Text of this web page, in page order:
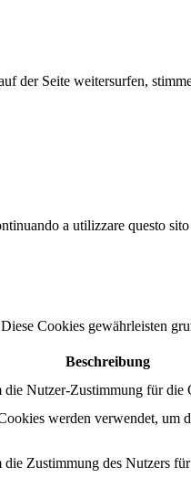
der Seite weitersurfen,
a utilizzare questo
Cookies gewährleisten
Beschreibung
Nutzer-Zustimmung für die
werden verwendet,
Zustimmung des Nutzers